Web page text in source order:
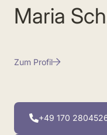
Maria
Zum Profil
+49 170